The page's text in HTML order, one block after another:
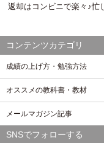
返却はコンビニで楽々♪忙
コンテンツカテゴリ
成績の上げ方・勉強方法
オススメの教科書・教材
メールマガジン記事
SNSでフォローする